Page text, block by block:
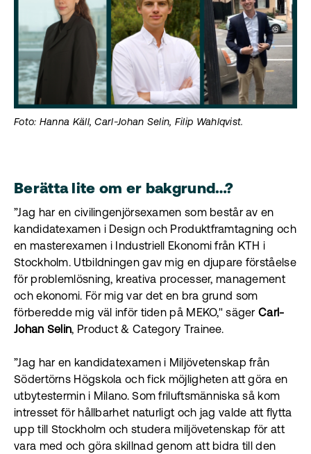
Foto: Hanna Käll, Carl-Johan Selin, Filip Wahlqvist.
Berätta lite om er bakgrund…?
”Jag har en civilingenjörsexamen som består av en
kandidatexamen i Design och Produktframtagning och
en masterexamen i Industriell Ekonomi från KTH i
Stockholm. Utbildningen gav mig en djupare förståelse
för problemlösning, kreativa processer, management
och ekonomi. För mig var det en bra grund som
förberedde mig väl inför tiden på MEKO," sägerCarl-
Johan Selin, Product & Category Trainee.
”Jag har en kandidatexamen i Miljövetenskap från
Södertörns Högskola och fick möjligheten att göra en
utbytestermin i Milano. Som friluftsmänniska så kom
intresset för hållbarhet naturligt och jag valde att flytta
upp till Stockholm och studera miljövetenskap för att
vara med och göra skillnad genom att bidra till den